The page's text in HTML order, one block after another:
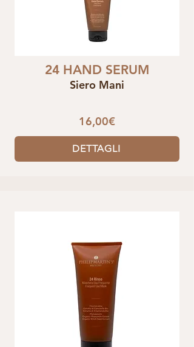
24 HAND SERUM
Siero Mani
16,00€
DETTAGLI